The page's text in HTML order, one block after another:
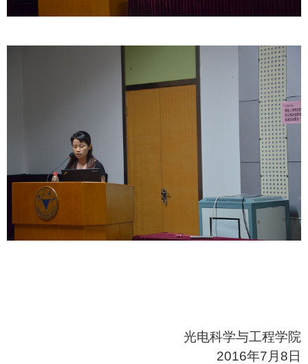
光电科学与工程学院
2016年7月8日